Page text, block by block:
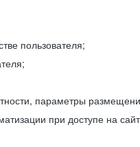
пользователя;
параметры
при доступе на